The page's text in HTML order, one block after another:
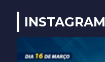
INSTAGRAM